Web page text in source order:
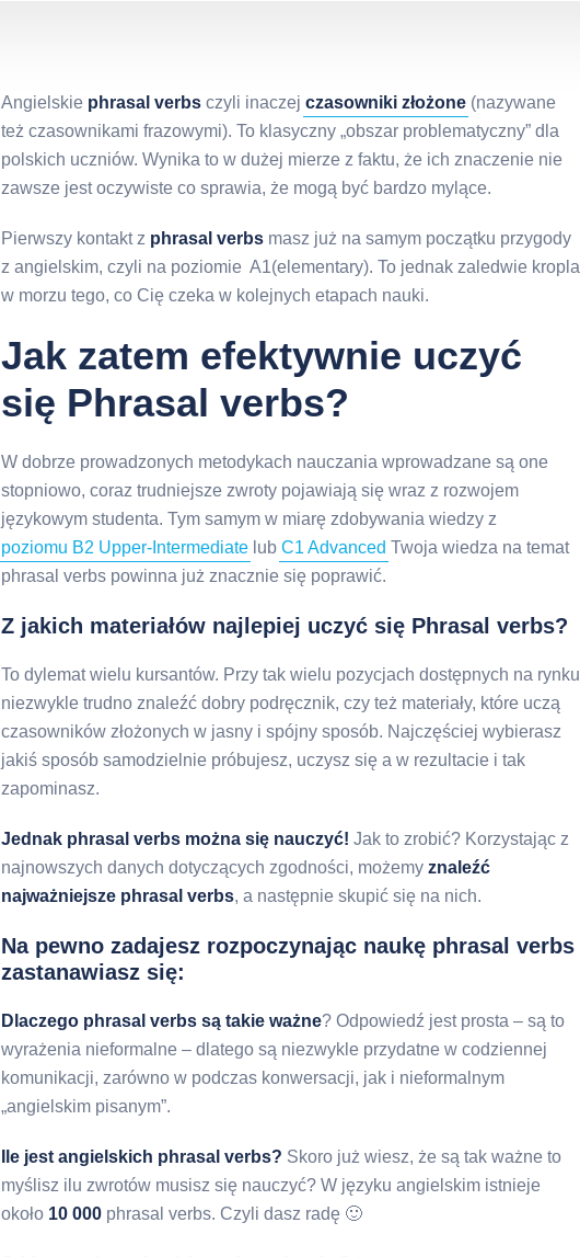
Angielskie phrasal verbs czyli inaczej czasowniki złożone (nazywane
też czasownikami frazowymi). To klasyczny „obszar problematyczny” dla
polskich uczniów. Wynika to w dużej mierze z faktu, że ich znaczenie nie
zawsze jest oczywiste co sprawia, że mogą być bardzo mylące.
Pierwszy kontakt z phrasal verbs masz już na samym początku przygody
z angielskim, czyli na poziomie A1(elementary). To jednak zaledwie kropla
w morzu tego, co Cię czeka w kolejnych etapach nauki.
Jak zatem efektywnie uczyć
się Phrasal verbs?
W dobrze prowadzonych metodykach nauczania wprowadzane są one
stopniowo, coraz trudniejsze zwroty pojawiają się wraz z rozwojem
językowym studenta. Tym samym w miarę zdobywania wiedzy z
poziomu B2 Upper-Intermediate lub C1 Advanced Twoja wiedza na temat
phrasal verbs powinna już znacznie się poprawić.
Z jakich materiałów najlepiej uczyć się Phrasal verbs?
To dylemat wielu kursantów. Przy tak wielu pozycjach dostępnych na rynku
niezwykle trudno znaleźć dobry podręcznik, czy też materiały, które uczą
czasowników złożonych w jasny i spójny sposób. Najczęściej wybierasz
jakiś sposób samodzielnie próbujesz, uczysz się a w rezultacie i tak
zapominasz.
Jednak phrasal verbs można się nauczyć! Jak to zrobić? Korzystając z
najnowszych danych dotyczących zgodności, możemy znaleźć
najważniejsze phrasal verbs, a następnie skupić się na nich.
Na pewno zadajesz rozpoczynając naukę phrasal verbs
zastanawiasz się:
Dlaczego phrasal verbs są takie ważne? Odpowiedź jest prosta – są to
wyrażenia nieformalne – dlatego są niezwykle przydatne w codziennej
komunikacji, zarówno w podczas konwersacji, jak i nieformalnym
„angielskim pisanym”.
Ile jest angielskich phrasal verbs? Skoro już wiesz, że są tak ważne to
myślisz ilu zwrotów musisz się nauczyć? W języku angielskim istnieje
około 10 000 phrasal verbs. Czyli dasz radę 🙂